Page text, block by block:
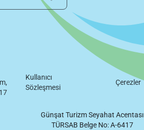
Kullanıcı
Sözleşmesi
Çerezler
Günşat Turizm Seyahat Acentası
TÜRSAB Belge No: A-6417